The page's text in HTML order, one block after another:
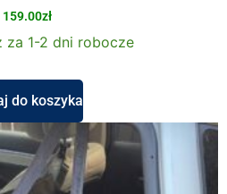
159.00zł
za 1-2 dni robocze
do koszyka